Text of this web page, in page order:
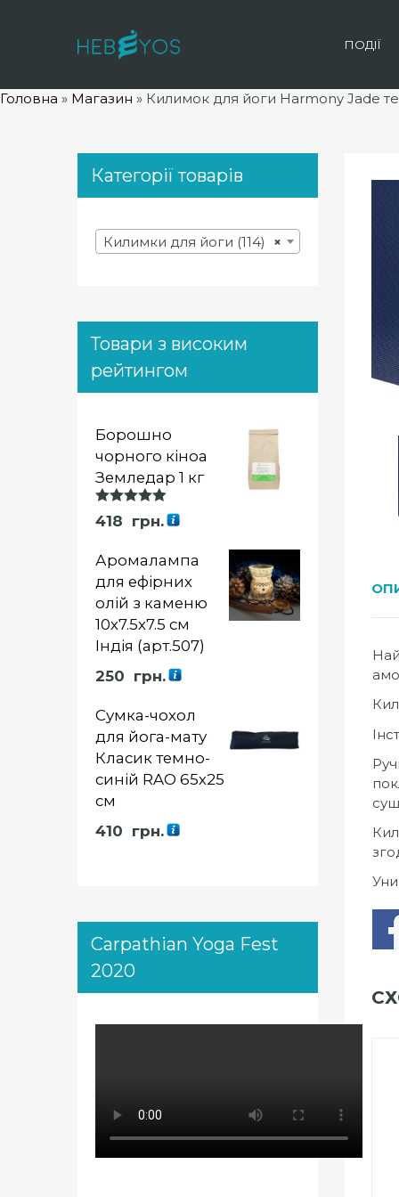
ПОДІЇ
Головна » Магазин » Килимок для йоги Harmony Jade
Категорії товарів
×
Килимки для йоги (114)
Товари з високим
рейтингом
Борошно
чорного кіноа
Земледар 1 кг
Оцінка
5.00із 5
418 грн.
Аромалампа
для ефірних
олій з каменю
10х7.5х7.5 см
Індія (арт.507)
250 грн.
Сумка-чохол
для йога-мату
Класик темно-
синій RAO 65х25
см
410 грн.
Carpathian Yoga Fest
2020